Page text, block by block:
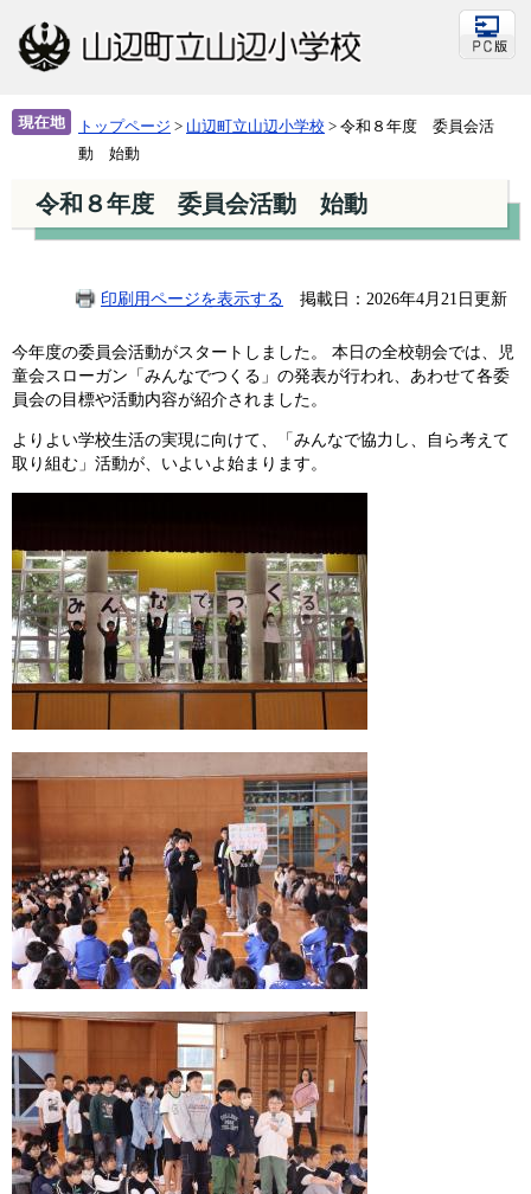
トップページ > 山辺町立山辺小学校 > 令和８年度 委員会活
動 始動
令和８年度 委員会活動 始動
印刷用ページを表示する 掲載日：2026年4月21日更新
今年度の委員会活動がスタートしました。 本日の全校朝会では、児
童会スローガン「みんなでつくる」の発表が行われ、あわせて各委
員会の目標や活動内容が紹介されました。
よりよい学校生活の実現に向けて、「みんなで協力し、自ら考えて
取り組む」活動が、いよいよ始まります。